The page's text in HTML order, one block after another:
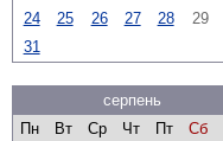
24
25 26 27 28 29
31
серпень
Пн
Вт Ср Чт Пт Сб